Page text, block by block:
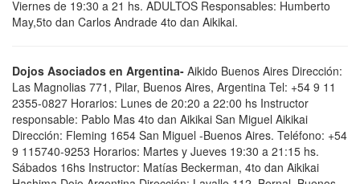
Viernes de 19:30 a 21 hs. ADULTOS Responsables: Humberto
May,5to dan Carlos Andrade 4to dan Aikikai.
Dojos Asociados en Argentina- Aikido Buenos Aires Dirección:
Las Magnolias 771, Pilar, Buenos Aires, Argentina Tel: +54 9 11
2355-0827 Horarios: Lunes de 20:20 a 22:00 hs Instructor
responsable: Pablo Mas 4to dan Aikikai San Miguel Aikikai
Dirección: Fleming 1654 San Miguel -Buenos Aires. Teléfono: +54
9 115740-9253 Horarios: Martes y Jueves 19:30 a 21:15 hs.
Sábados 16hs Instructor: Matías Beckerman, 4to dan Aikikai